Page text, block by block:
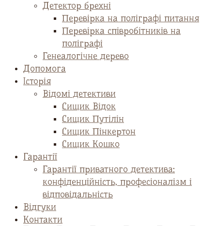
Детектор брехні
Перевірка на поліграфі питання
Перевірка співробітників на
поліграфі
Генеалогічне дерево
Допомога
Історія
Відомі детективи
Сищик Відок
Сищик Путілін
Сищик Пінкертон
Сищик Кошко
Гарантії
Гарантії приватного детектива:
конфіденційність, професіоналізм і
відповідальність
Відгуки
Контакти